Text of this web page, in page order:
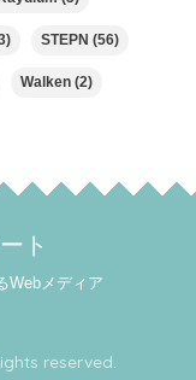
STEPN (56)
Walken(2)
ト
Webメディア
reserved.